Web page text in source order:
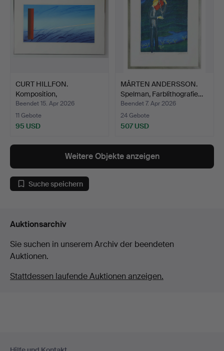
CURT HILLFON.
Komposition,
Farblithografie…
Beendet 15. Apr 2026
11 Gebote
95 USD
MÅRTEN ANDERSSON.
Spelman, Farblithografie…
Beendet 7. Apr 2026
24 Gebote
507 USD
Weitere Objekte anzeigen
Suche speichern
Auktionsarchiv
Sie suchen in unserem Archiv der beendeten
Auktionen.
Stattdessen laufende Auktionen anzeigen.